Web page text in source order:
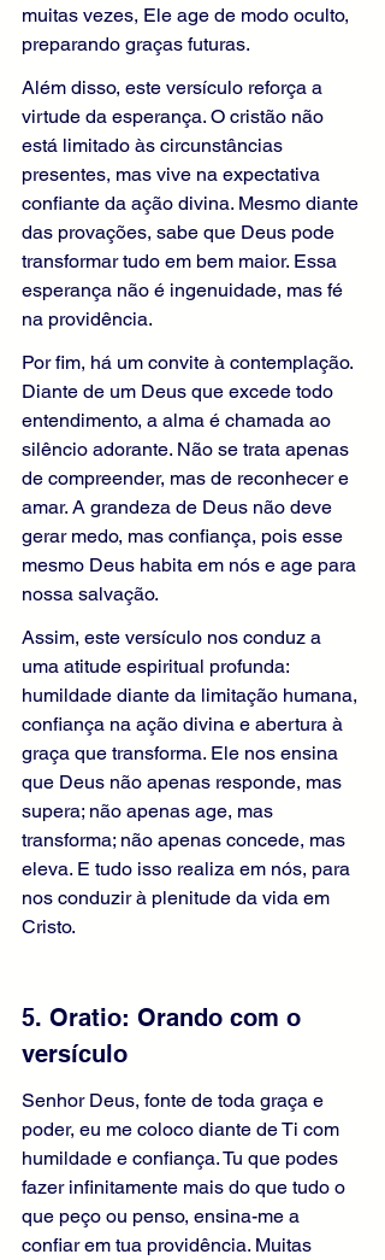
muitas vezes, Ele age de modo oculto,
preparando graças futuras.
Além disso, este versículo reforça a
virtude da esperança. O cristão não
está limitado às circunstâncias
presentes, mas vive na expectativa
confiante da ação divina. Mesmo diante
das provações, sabe que Deus pode
transformar tudo em bem maior. Essa
esperança não é ingenuidade, mas fé
na providência.
Por fim, há um convite à contemplação.
Diante de um Deus que excede todo
entendimento, a alma é chamada ao
silêncio adorante. Não se trata apenas
de compreender, mas de reconhecer e
amar. A grandeza de Deus não deve
gerar medo, mas confiança, pois esse
mesmo Deus habita em nós e age para
nossa salvação.
Assim, este versículo nos conduz a
uma atitude espiritual profunda:
humildade diante da limitação humana,
confiança na ação divina e abertura à
graça que transforma. Ele nos ensina
que Deus não apenas responde, mas
supera; não apenas age, mas
transforma; não apenas concede, mas
eleva. E tudo isso realiza em nós, para
nos conduzir à plenitude da vida em
Cristo.
5. Oratio: Orando com o
versículo
Senhor Deus, fonte de toda graça e
poder, eu me coloco diante de Ti com
humildade e confiança. Tu que podes
fazer infinitamente mais do que tudo o
que peço ou penso, ensina-me a
confiar em tua providência. Muitas